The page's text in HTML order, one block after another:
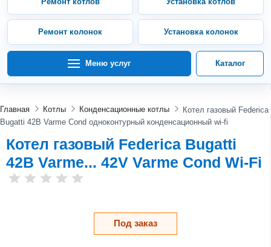
Ремонт колонок Установка колонок
Меню услуг Каталог
Главная Котлы Конденсационные котлы
Котел газовый Federica
Bugatti 42В Varme Cond одноконтурный конденсационный wi-fi
Котел газовый Federica Bugatti
42В Varme... 42V Varme Cond Wi-Fi
Под заказ